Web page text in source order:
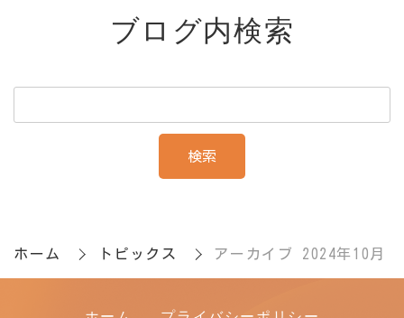
ブログ内検索
ホーム トピックス アーカイブ 2024年10月